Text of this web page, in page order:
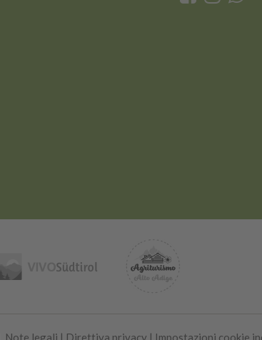
Note legali | Direttiva privacy | Impostazioni cookie